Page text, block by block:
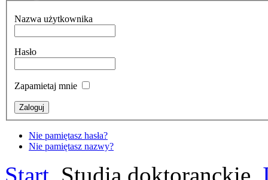
Nazwa użytkownika
Hasło
Zapamietaj mnie
Nie pamiętasz hasła?
Nie pamiętasz nazwy?